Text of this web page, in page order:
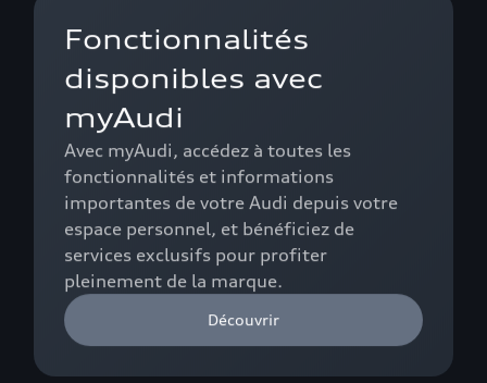
Fonctionnalités
disponibles avec
myAudi
Avec myAudi, accédez à toutes les
fonctionnalités et informations
importantes de votre Audi depuis votre
espace personnel, et bénéficiez de
services exclusifs pour profiter
pleinement de la marque.
Découvrir